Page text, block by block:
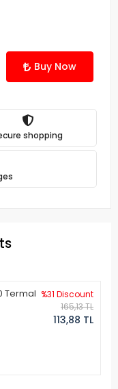
Buy Now
shopping
Termal %31 Discount
165,13 TL
113,88 TL